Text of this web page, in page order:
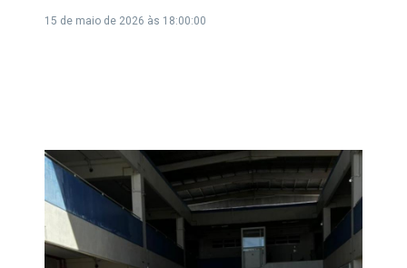
15 de maio de 2026 às 18:00:00